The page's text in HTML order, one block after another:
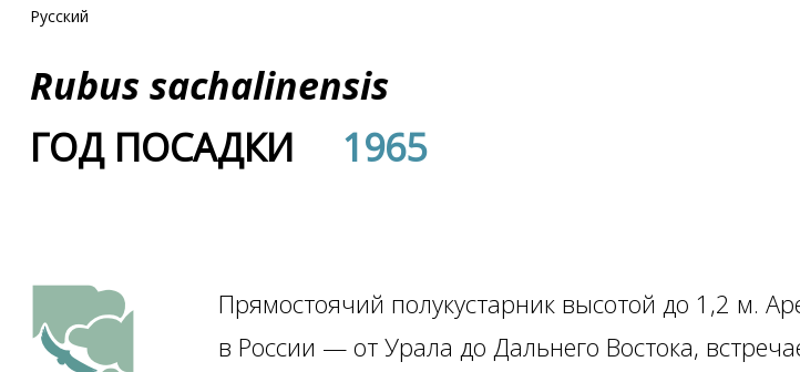
Русский
Rubus sachalinensis
ГОД ПОСАДКИ
1965
Прямостоячий полукустарник высотой до 1,2 м.
в России — от Урала до Дальнего Востока,